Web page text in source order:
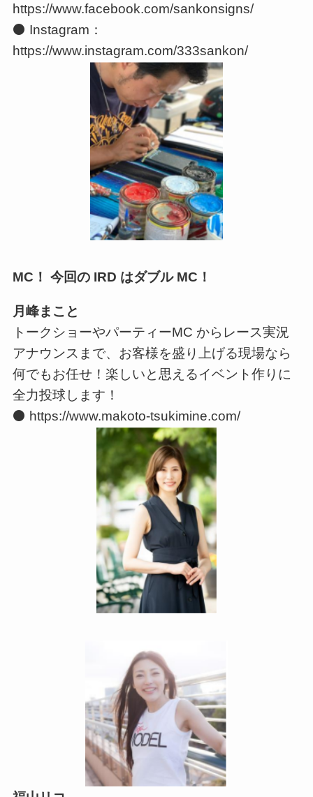
https://www.facebook.com/sankonsigns/
⚫ Instagram：
https://www.instagram.com/333sankon/
MC！ 今回の IRD はダブル MC！
月峰まこと
トークショーやパーティーMC からレース実況
アナウンスまで、お客様を盛り上げる現場なら
何でもお任せ！楽しいと思えるイベント作りに
全力投球します！
⚫ https://www.makoto-tsukimine.com/